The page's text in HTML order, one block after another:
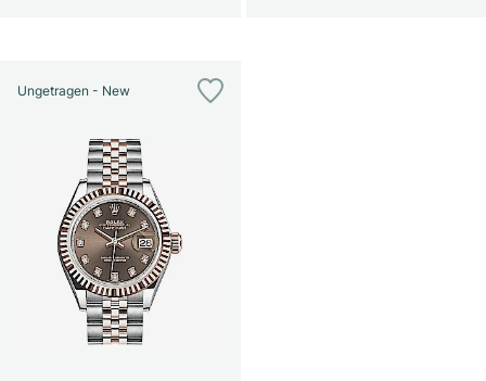
Ungetragen - New